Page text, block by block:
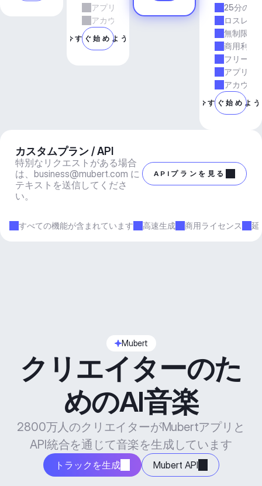
アプリとサービス
アカウントマネージャーのサポート
今すぐ始めよう
25分の所
ロスレス
無制限の
商用利用
フリーラ
アプリと
アカウン
今すぐ始めよう
カスタムプラン / API
特別なリクエストがある場合
は、 business@mubert.com に
テキストを送信してくださ
い。
APIプランを見る
すべての機能が含まれています 高速生成 商用ライセンス 延
Mubert
クリエイターのた
めのAI音楽
2800万人のクリエイターがMubertアプリと
API統合を通じて音楽を生成しています
トラックを生成 Mubert API